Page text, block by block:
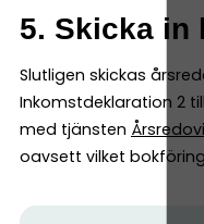
5. Skicka in
Slutligen skickas
Inkomstdeklaration 2
med tjänsten
oavsett vilket